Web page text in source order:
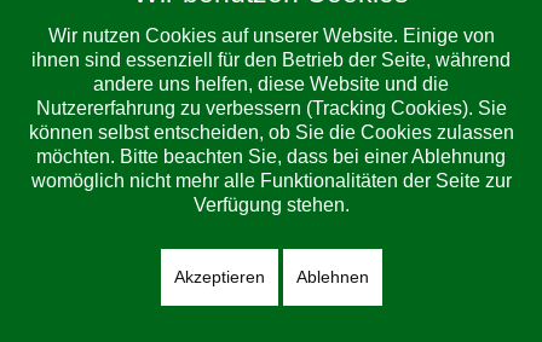
Umweltmessen ab 2006
Impressum
Datenschutz
Wir nutzen Cookies auf unserer Website. Einige von
ihnen sind essenziell für den Betrieb der Seite, während
andere uns helfen, diese Website und die
Nutzererfahrung zu verbessern (Tracking Cookies). Sie
können selbst entscheiden, ob Sie die Cookies zulassen
möchten. Bitte beachten Sie, dass bei einer Ablehnung
womöglich nicht mehr alle Funktionalitäten der Seite zur
Verfügung stehen.
Akzeptieren Ablehnen